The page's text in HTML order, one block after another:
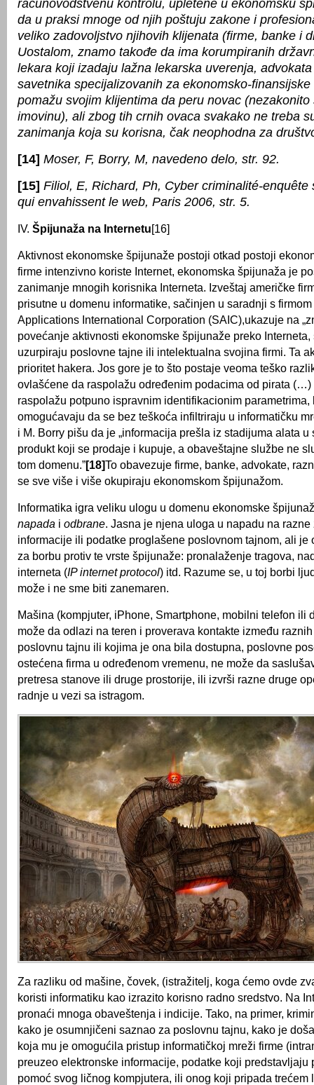
računovodstvenu kontrolu, upletene u ekonomsku
da u praksi mnoge od njih poštuju zakone i
veliko zadovoljstvo njihovih klijenata (firme, banke i
Uostalom, znamo takođe da ima korumpiranih
lekara koji izadaju lažna lekarska uverenja,
savetnika specijalizovanih za ekonomsko-
pomažu svojim klijentima da peru novac (nezakonito
imovinu), ali zbog tih crnih ovaca svakako ne treba
zanimanja koja su korisna, čak neophodna za
[14] Moser, F, Borry, M, navedeno delo, str. 92.
[15] Filiol, E, Richard, Ph, Cyber criminalité-enquête
qui envahissent le web, Paris 2006, str. 5.
IV. Špijunaža na Internetu[16]
Aktivnost ekonomske špijunaže postoji otkad postoji
firme intenzivno koriste Internet, ekonomska špijunaža je
zanimanje mnogih korisnika Interneta. Izveštaj američke
prisutne u domenu informatike, sačinjen u saradnji s
Applications International Corporation (SAIC),ukazuje na
povećanje aktivnosti ekonomske špijunaže preko
uzurpiraju poslovne tajne ili intelektualna svojina firmi. Ta
prioritet hakera. Jos gore je to što postaje veoma teško
ovlašćene da raspolažu određenim podacima od pirata (…)
raspolažu potpuno ispravnim identifikacionim parametrima,
omogućavaju da se bez teškoća infiltriraju u informatičku
i M. Borry pišu da je „informacija prešla iz stadijuma alata
produkt koji se prodaje i kupuje, a obaveštajne službe ne
tom domenu.”[18]To obavezuje firme, banke, advokate,
se sve više i više okupiraju ekonomskom špijunažom.
Informatika igra veliku ulogu u domenu ekonomske
napada i odbrane. Jasna je njena uloga u napadu na razne
informacije ili podatke proglašene poslovnom tajnom, ali je
za borbu protiv te vrste špijunaže: pronalaženje tragova,
interneta (IP internet protocol) itd. Razume se, u toj borbi
može i ne sme biti zanemaren.
Mašina (kompjuter, iPhone, Smartphone, mobilni telefon ili
može da odlazi na teren i proverava kontakte između
poslovnu tajnu ili kojima je ona bila dostupna, poslovne
ostećena firma u određenom vremenu, ne može da
pretresa stanove ili druge prostorije, ili izvrši razne druge
radnje u vezi sa istragom.
Za razliku od mašine, čovek, (istražitelj, koga ćemo ovde
koristi informatiku kao izrazito korisno radno sredstvo. Na
pronaći mnoga obaveštenja i indicije. Tako, na primer,
kako je osumnjičeni saznao za poslovnu tajnu, kako je
koja mu je omogućila pristup informatičkoj mreži firme
preuzeo elektronske informacije, podatke koji predstavljaju
pomoć svog ličnog kompjutera, ili onog koji pripada trećem